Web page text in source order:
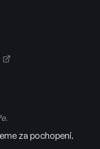
za pochopení.